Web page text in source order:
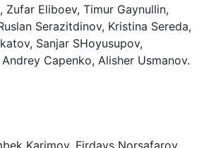
Zufar Eliboev, Timur Gaynullin,
Serazitdinov, Kristina Sereda,
Sanjar SHoyusupov,
Capenko, Alisher Usmanov.
Karimov, Firdavs Norsafarov,